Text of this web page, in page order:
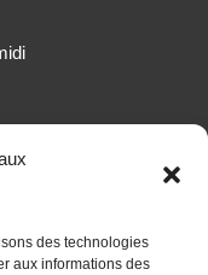
des technologies
aux informations des
par e-mail.